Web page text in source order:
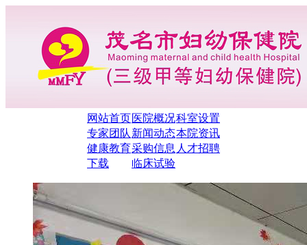
网站首页医院概况科室设置
专家团队 新闻动态本院资讯
健康教育采购信息 人才招聘
下载
临床试验